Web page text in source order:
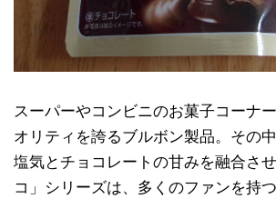
スーパーやコンビニのお菓子コーナ
オリティを誇るブルボン製品。その
塩気とチョコレートの甘みを融合さ
コ」シリーズは、多くのファンを持